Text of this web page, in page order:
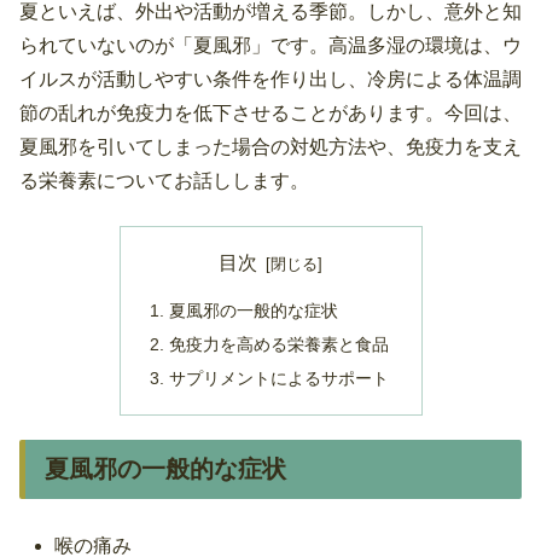
夏といえば、外出や活動が増える季節。しかし、意外と知
られていないのが「夏風邪」です。高温多湿の環境は、ウ
イルスが活動しやすい条件を作り出し、冷房による体温調
節の乱れが免疫力を低下させることがあります。今回は、
夏風邪を引いてしまった場合の対処方法や、免疫力を支え
る栄養素についてお話しします。
目次
夏風邪の一般的な症状
免疫力を高める栄養素と食品
サプリメントによるサポート
夏風邪の一般的な症状
喉の痛み